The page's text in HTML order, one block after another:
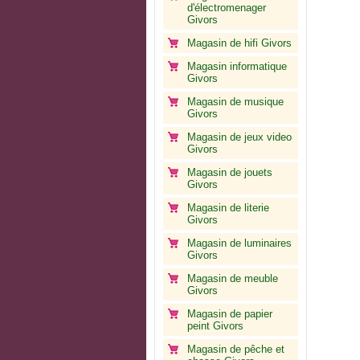
d'électromenager
Givors
Magasin de hifi Givors
Magasin informatique
Givors
Magasin de musique
Givors
Magasin de jeux video
Givors
Magasin de jouets
Givors
Magasin de literie
Givors
Magasin de luminaires
Givors
Magasin de meuble
Givors
Magasin de papier
peint Givors
Magasin de pêche et